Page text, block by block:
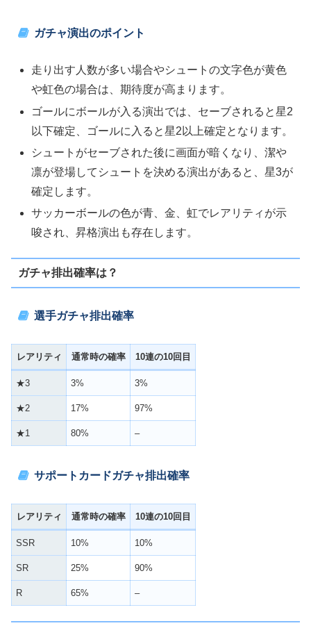
ガチャ演出のポイント
走り出す人数が多い場合やシュートの文字色が黄色
や虹色の場合は、期待度が高まります。
ゴールにボールが入る演出では、セーブされると星2
以下確定、ゴールに入ると星2以上確定となります。
シュートがセーブされた後に画面が暗くなり、潔や
凛が登場してシュートを決める演出があると、星3が
確定します。
サッカーボールの色が青、金、虹でレアリティが示
唆され、昇格演出も存在します。
ガチャ排出確率は？
選手ガチャ排出確率
レアリティ 通常時の確率 10連の10回目
★3 3% 3%
★2 17% 97%
★1 80% –
サポートカードガチャ排出確率
レアリティ 通常時の確率 10連の10回目
SSR 10% 10%
SR 25% 90%
R 65% –